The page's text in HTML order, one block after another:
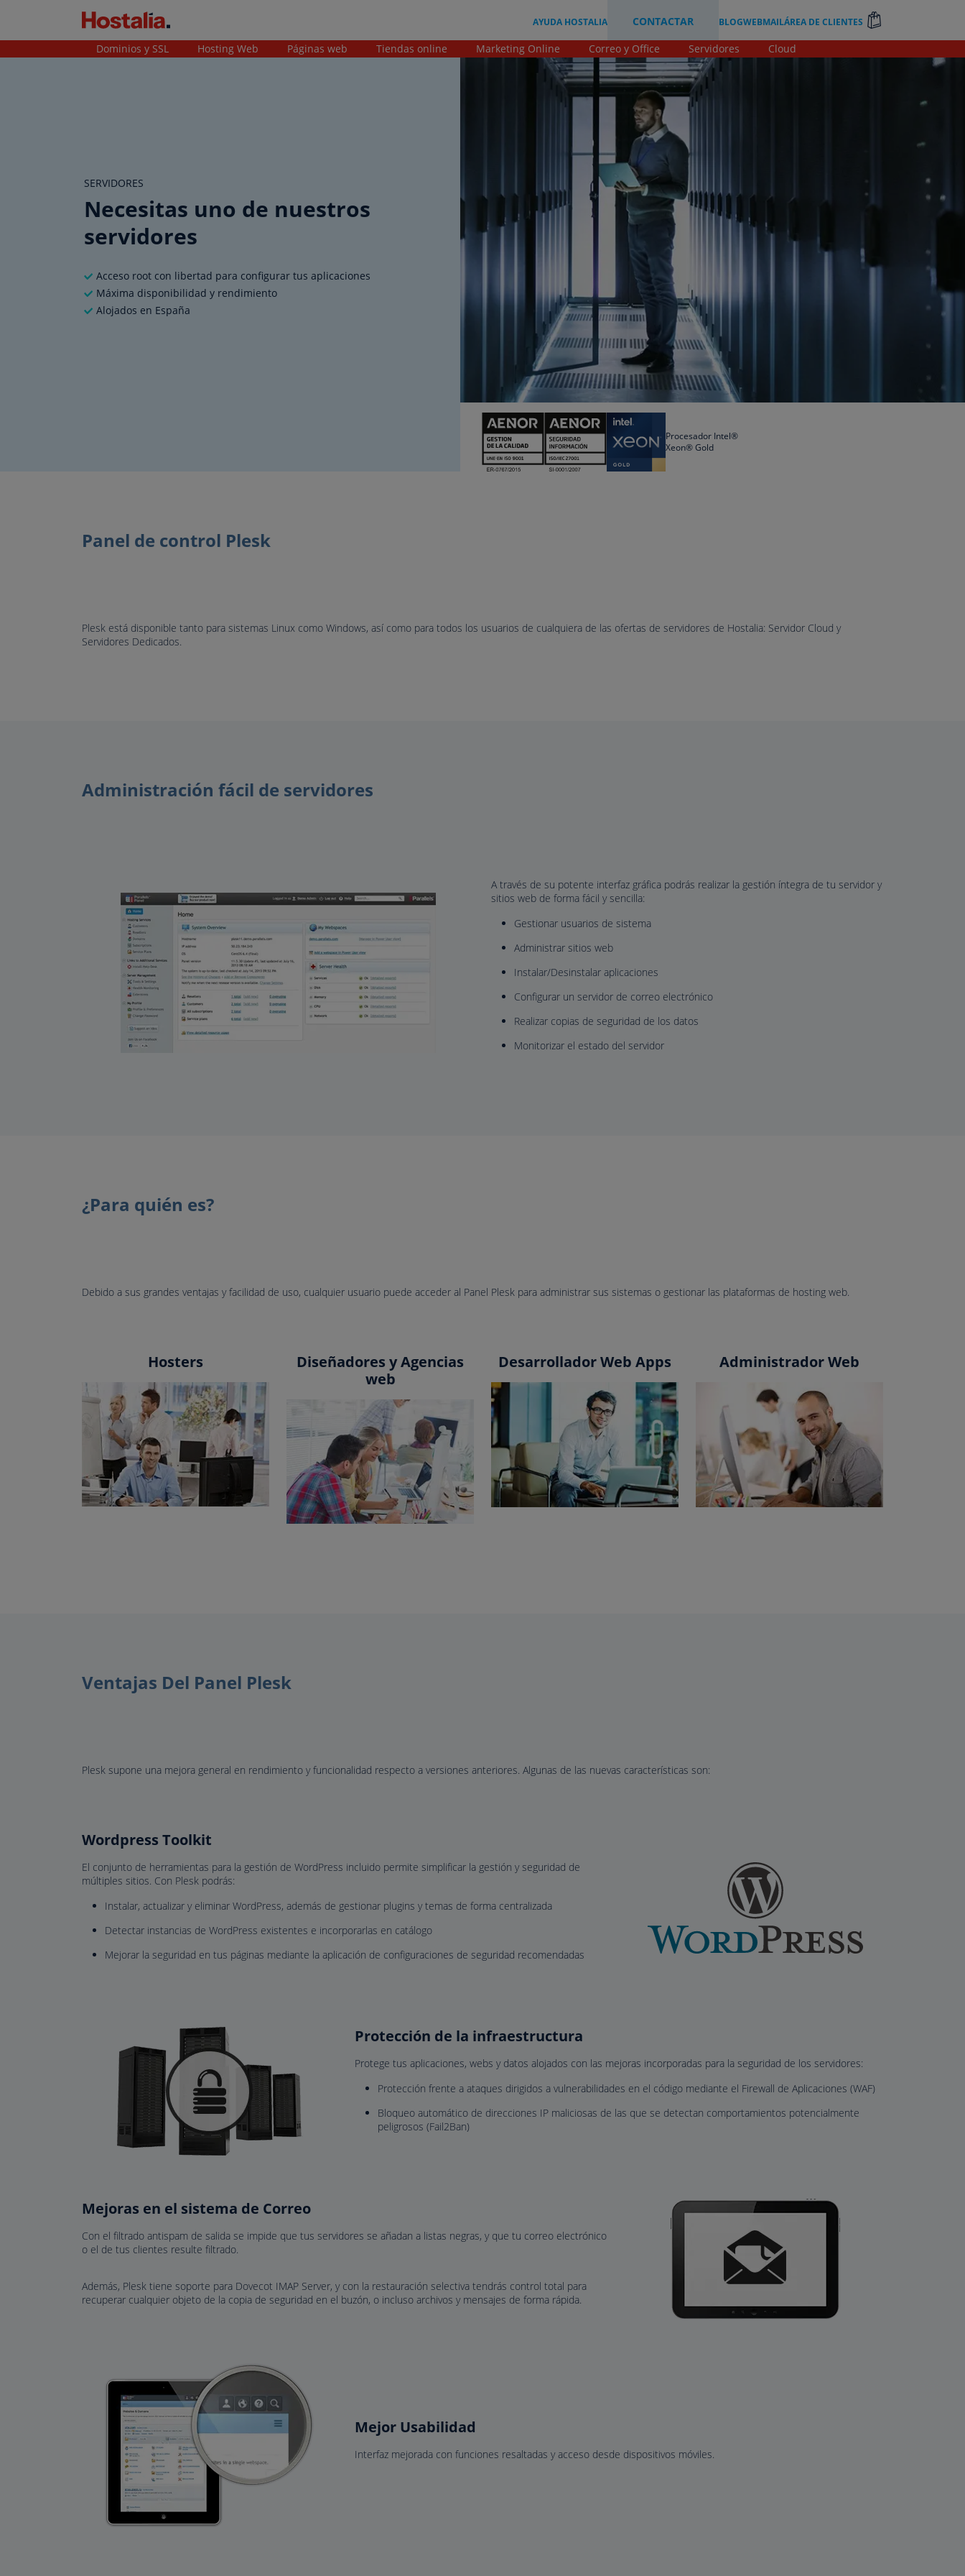
AYUDA HOSTALIA CONTACTAR BLOGWEBMAILÁREA DE CLIENTES
Dominios y SSL Hosting Web Páginas web Tiendas online Marketing Online Correo y Office Servidores Cloud
SERVIDORES
Necesitas uno de nuestros
servidores
Acceso root con libertad para configurar tus aplicaciones
Máxima disponibilidad y rendimiento
Alojados en España
Procesador Intel®
Xeon® Gold
Panel de control Plesk
Plesk está disponible tanto para sistemas Linux como Windows, así como para todos los usuarios de cualquiera de las ofertas de servidores de Hostalia: Servidor Cloud y
Servidores Dedicados.
Administración fácil de servidores
A través de su potente interfaz gráfica podrás realizar la gestión íntegra de tu servidor y
sitios web de forma fácil y sencilla:
Gestionar usuarios de sistema
Administrar sitios web
Instalar/Desinstalar aplicaciones
Configurar un servidor de correo electrónico
Realizar copias de seguridad de los datos
Monitorizar el estado del servidor
¿Para quién es?
Debido a sus grandes ventajas y facilidad de uso, cualquier usuario puede acceder al Panel Plesk para administrar sus sistemas o gestionar las plataformas de hosting web.
Hosters
Diseñadores y Agencias
web
Desarrollador Web Apps Administrador Web
Ventajas Del Panel Plesk
Plesk supone una mejora general en rendimiento y funcionalidad respecto a versiones anteriores. Algunas de las nuevas características son:
Wordpress Toolkit
El conjunto de herramientas para la gestión de WordPress incluido permite simplificar la gestión y seguridad de
múltiples sitios. Con Plesk podrás:
Instalar, actualizar y eliminar WordPress, además de gestionar plugins y temas de forma centralizada
Detectar instancias de WordPress existentes e incorporarlas en catálogo
Mejorar la seguridad en tus páginas mediante la aplicación de configuraciones de seguridad recomendadas
Protección de la infraestructura
Protege tus aplicaciones, webs y datos alojados con las mejoras incorporadas para la seguridad de los servidores:
Protección frente a ataques dirigidos a vulnerabilidades en el código mediante el Firewall de Aplicaciones (WAF)
Bloqueo automático de direcciones IP maliciosas de las que se detectan comportamientos potencialmente
peligrosos (Fail2Ban)
Mejoras en el sistema de Correo
Con el filtrado antispam de salida se impide que tus servidores se añadan a listas negras, y que tu correo electrónico
o el de tus clientes resulte filtrado.
Además, Plesk tiene soporte para Dovecot IMAP Server, y con la restauración selectiva tendrás control total para
recuperar cualquier objeto de la copia de seguridad en el buzón, o incluso archivos y mensajes de forma rápida.
Mejor Usabilidad
Interfaz mejorada con funciones resaltadas y acceso desde dispositivos móviles.